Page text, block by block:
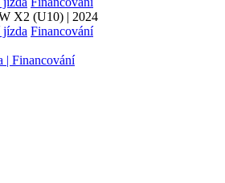
jízda Financování
| Financování